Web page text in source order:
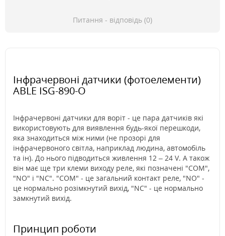
Питання - відповідь (0)
Інфрачервоні датчики (фотоелементи)
ABLE ISG-890-O
Інфрачервоні датчики для воріт - це пара датчиків які
використовують для виявлення будь-якої перешкоди,
яка знаходиться між ними (не прозорі для
інфрачервоного світла, наприклад людина, автомобіль
та ін). До нього підводиться живлення 12 – 24 V. А також
він має ще три клеми виходу реле, які позначені "COM",
"NO" і "NC". "COM" - це загальний контакт реле, "NO" -
це нормально розімкнутий вихід, "NC" - це нормально
замкнутий вихід.
Принцип роботи